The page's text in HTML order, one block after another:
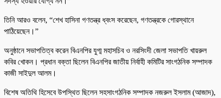
তিনি আরও বলেন, “শেখ হাসিনা গণতন্ত্র ধ্বংস করেছেন, গণতন্ত্রকে গোরস্থানে
পাঠিয়েছেন।”
অনুষ্ঠানে সভাপতিত্ব করেন বিএনপির যুগ্ম মহাসচিব ও নরসিংদী জেলা সভাপতি খায়রুল
কবির খোকন। প্রধান বক্তা ছিলেন বিএনপির জাতীয় নির্বাহী কমিটির সাংগঠনিক সম্পাদক
কাজী সাইদুল আলম।
বিশেষ অতিথি হিসেবে উপস্থিত ছিলেন সহসাংগঠনিক সম্পাদক নজরুল ইসলাম (আজাদ),